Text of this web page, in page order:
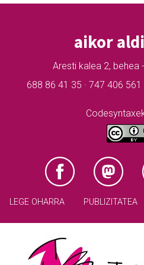
aikor
Aresti kalea 2, behea
688 86 41 35 · 747 406
LEGE OHARRA PUBLIZITATEA